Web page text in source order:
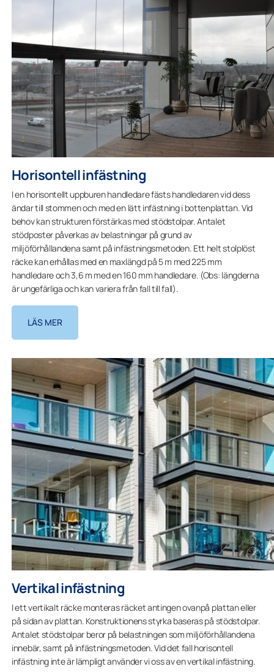
Horisontell infästning
I en horisontellt uppburen handledare fästs handledaren vid dess
ändar till stommen och med en lätt infästning i bottenplattan. Vid
behov kan strukturen förstärkas med stödstolpar. Antalet
stödposter påverkas av belastningar på grund av
miljöförhållandena samt på infästningsmetoden. Ett helt stolplöst
räcke kan erhållas med en maxlängd på 5 m med 225 mm
handledare och 3,6 m med en 160 mm handledare. (Obs: längderna
är ungefärliga och kan variera från fall till fall).
LÄS MER
Vertikal infästning
I ett vertikalt räcke monteras räcket antingen ovanpå plattan eller
på sidan av plattan. Konstruktionens styrka baseras på stödstolpar.
Antalet stödstolpar beror på belastningen som miljöförhållandena
innebär, samt på infästningsmetoden. Vid det fall horisontell
infästning inte är lämpligt använder vi oss av en vertikal infästning.